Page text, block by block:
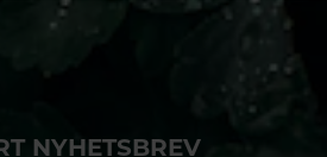
NYHETSBREV